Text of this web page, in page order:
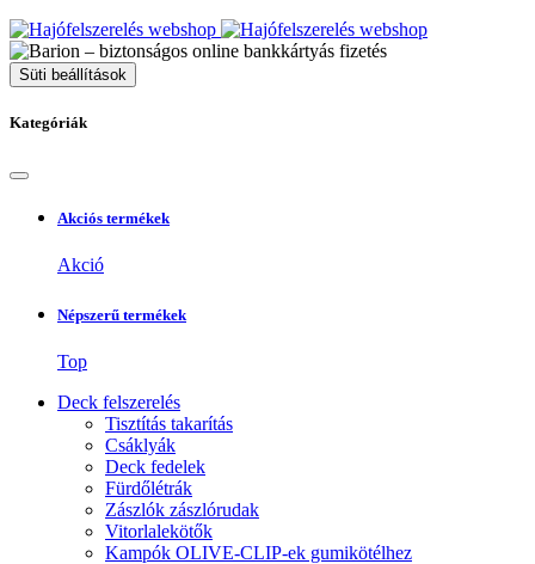
Süti beállítások
Kategóriák
Akciós termékek
Akció
Népszerű termékek
Top
Deck felszerelés
Tisztítás takarítás
Csáklyák
Deck fedelek
Fürdőlétrák
Zászlók zászlórudak
Vitorlalekötők
Kampók OLIVE-CLIP-ek gumikötélhez